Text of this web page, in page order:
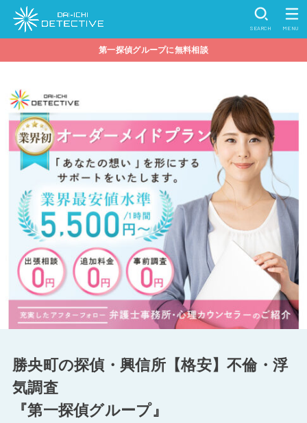
SEARCH MENU
第一探偵グループに無料相談
勝央町の探偵・興信所【格安】不倫・浮
気調査
『第一探偵グループ』